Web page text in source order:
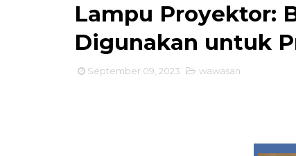
Lampu Proyektor:
Digunakan untuk
September 09, 2023 wawasan